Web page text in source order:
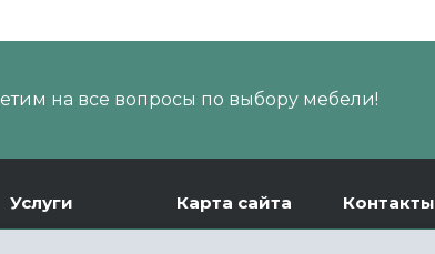
на все вопросы по выбору мебели!
Услуги Карта сайта Контакты